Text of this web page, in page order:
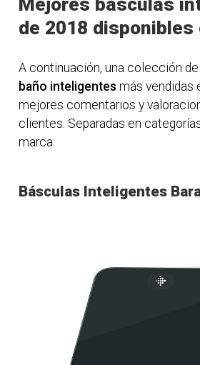
de 2018 disponibles
A continuación, una colección
baño inteligentes más vendidas
mejores comentarios y
clientes. Separadas en
marca.
Básculas Inteligentes